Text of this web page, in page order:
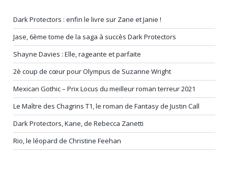
Dark Protectors : enfin le livre sur Zane et Janie !
Jase, 6ème tome de la saga à succès Dark Protectors
Shayne Davies : Elle, rageante et parfaite
2è coup de cœur pour Olympus de Suzanne Wright
Mexican Gothic – Prix Locus du meilleur roman terreur 2021
Le Maître des Chagrins T1, le roman de Fantasy de Justin Call
Dark Protectors, Kane, de Rebecca Zanetti
Rio, le léopard de Christine Feehan